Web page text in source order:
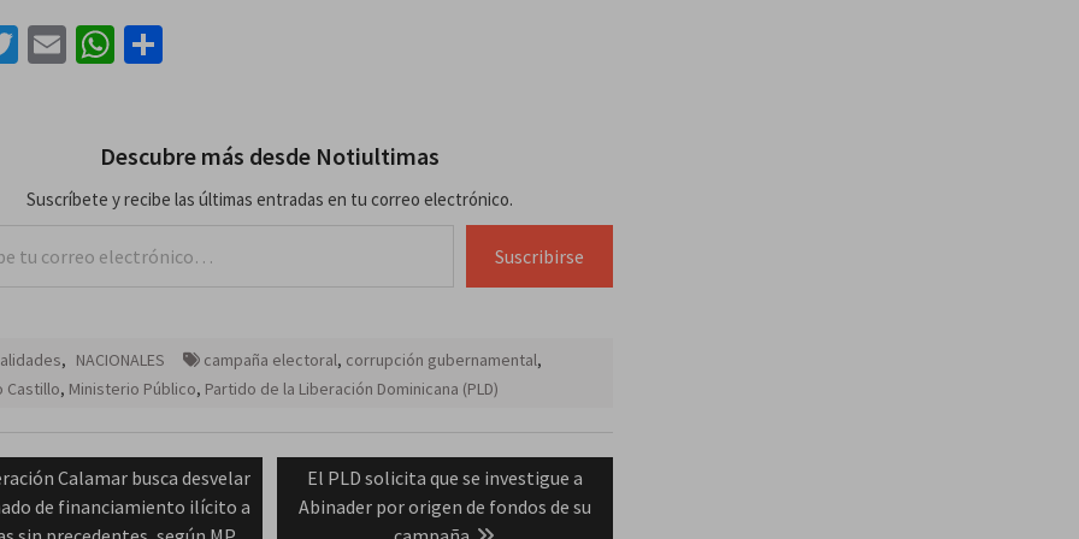
Twitter
EmailWhatsApp
Descubre más desde Notiultimas
Suscríbete y recibe las últimas entradas en tu correo electrónico.
Suscribirse
, NACIONALES campaña electoral, corrupción gubernamental,
Castillo, Ministerio Público, Partido de la Liberación Dominicana (PLD)
Calamar busca desvelar
de financiamiento ilícito a
Next
post:
El PLD solicita que se investigue a
Abinader por origen de fondos de su